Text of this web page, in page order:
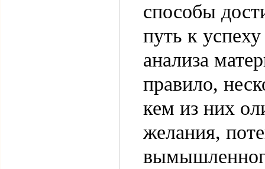
способы
путь к
анализа
правило,
кем из них
желания,